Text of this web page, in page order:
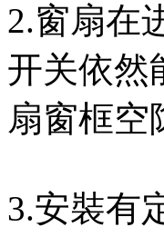
2.窗扇在
开关依然
扇窗框空
3.安裝有